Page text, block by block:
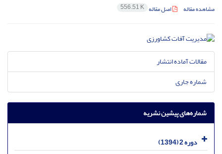
مشاهده مقاله اصل مقاله 556.51 K
مقالات آماده انتشار
شماره جاری
شماره‌های پیشین نشریه
دوره 2 (1394)